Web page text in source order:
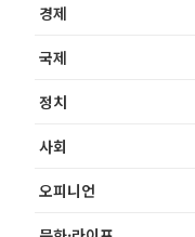
경제
국제
정치
사회
오피니언